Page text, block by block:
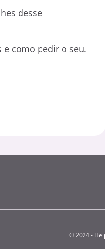
desse
e como pedir o seu.
© 2024 -